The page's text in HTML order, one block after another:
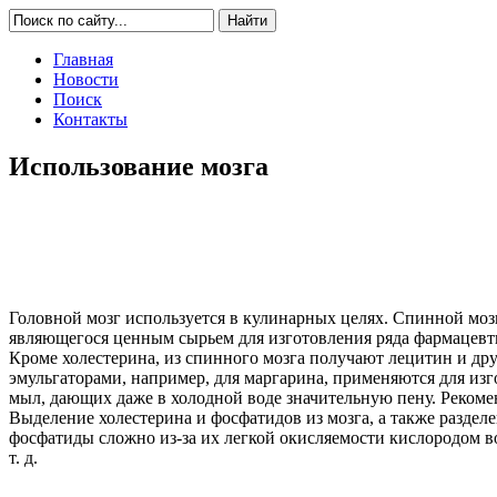
Главная
Новости
Поиск
Контакты
Использование мозга
Головной мозг используется в кулинарных целях. Спинной
являющегося ценным сырьем для изготовления ряда
Кроме холестерина, из спинного мозга получают лецитин и
эмульгаторами, например, для маргарина, применяются для
мыл, дающих даже в холодной воде значительную пену.
Выделение холестерина и фосфатидов из мозга, а также
фосфатиды сложно из-за их легкой окисляемости кислородом
т. д.